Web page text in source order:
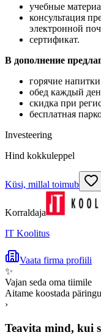
учебные
консультация
электронной
сертификат.
В дополнение
горячие
обед каждый
скидка при
бесплатная
Investeering
Hind kokkuleppel
Küsi, millal toimub
Korraldaja
IT Koolitus
Vaata firma profiili
✨
Vajan seda oma tiimile
Aitame koostada päringu
›
Teavita mind, kui